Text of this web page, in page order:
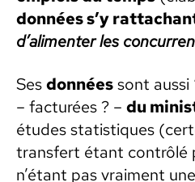
don­nées s’y
d’alimenter les
Sesdon­néessont aus­si
– fac­turées ? – du
études sta­tis­tiques
trans­fert étant con­trôlé
n’é­tant pas vrai­ment